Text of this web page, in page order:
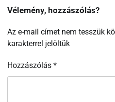
Vélemény, hozzászólás?
Az e-mail címet nem tesszük
karakterrel jelöltük
Hozzászólás *